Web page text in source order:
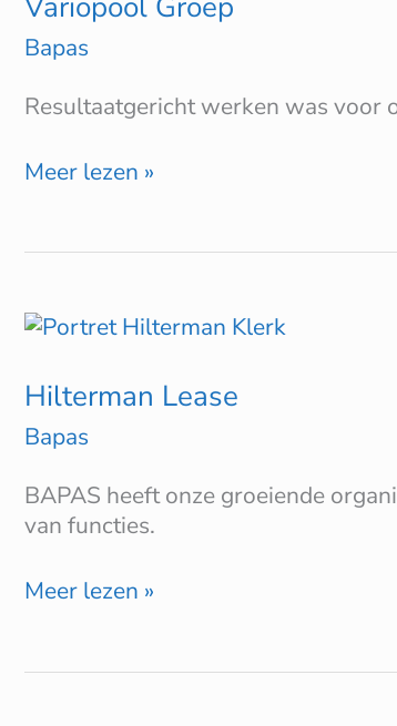
Bapas
Resultaatgericht werken was voor
Meer lezen »
Hilterman Lease
Bapas
BAPAS heeft onze groeiende
van functies.
Hilterman
Meer lezen »